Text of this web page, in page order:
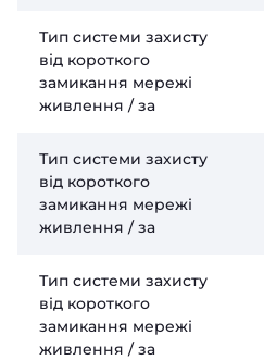
Тип системи захисту
від короткого
замикання мережі
живлення / за
Тип системи захисту
від короткого
замикання мережі
живлення / за
Тип системи захисту
від короткого
замикання мережі
живлення / за